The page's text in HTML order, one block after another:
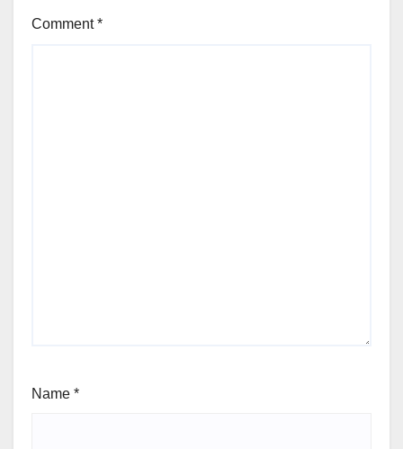
Comment*
Name *